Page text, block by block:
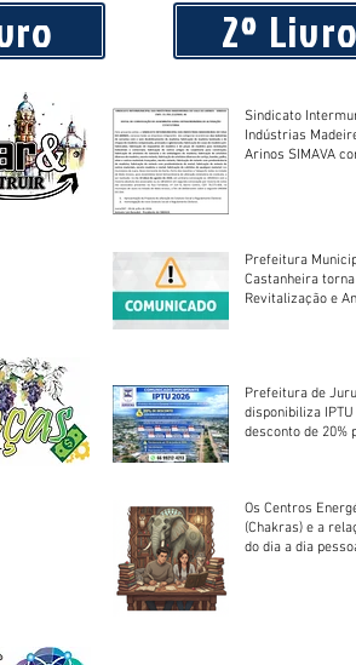
2º
Sindicato
Indústrias
Arinos SIMAVA convoca à
Prefeitura
Castanheira
Revitalização e
Prefeitura de
disponibiliza
desconto de 20%
Os Centros
(Chakras) e a
do dia a dia